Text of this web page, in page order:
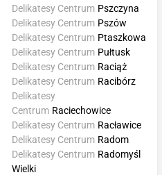
Delikatesy Centrum Pszczyna
Delikatesy Centrum Pszów
Delikatesy Centrum Ptaszkowa
Delikatesy Centrum Pułtusk
Delikatesy Centrum Raciąż
Delikatesy Centrum Racibórz
Delikatesy
Centrum Raciechowice
Delikatesy Centrum Racławice
Delikatesy Centrum Radom
Delikatesy Centrum Radomyśl
Wielki